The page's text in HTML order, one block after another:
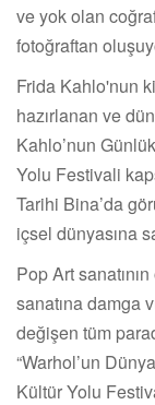
ve yok olan
fotoğraftan
Frida Kahlo'nun
hazırlanan ve
Kahlo’nun
Yolu Festivali
Tarihi Bina’da
içsel dünyasına
Pop Art
sanatına damga
değişen tüm
“Warhol’un
Kültür Yolu